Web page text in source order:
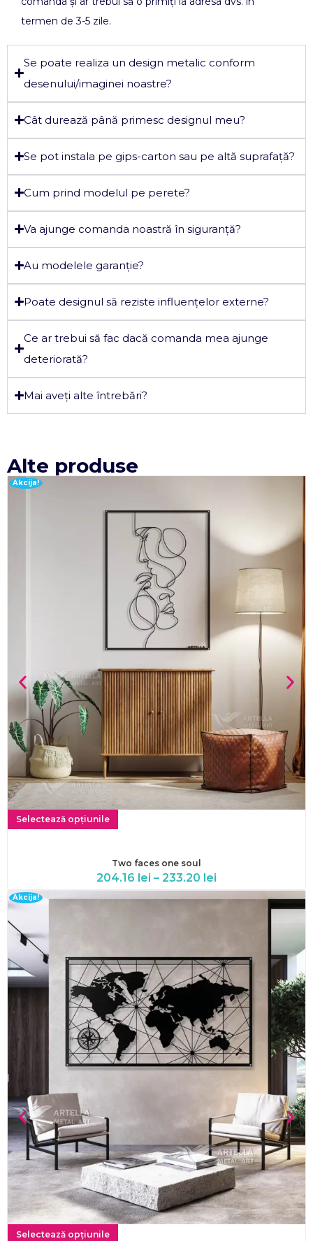
termen de 3-5 zile.
Se poate realiza un design metalic conform
desenului/imaginei noastre?
Cât durează până primesc designul meu?
Se pot instala pe gips-carton sau pe altă suprafață?
Cum prind modelul pe perete?
Va ajunge comanda noastră în siguranță?
Au modelele garanție?
Poate designul să reziste influențelor externe?
Ce ar trebui să fac dacă comanda mea ajunge
deteriorată?
Mai aveți alte întrebări?
Alte produse
Akcija!
Selectează opțiunile
Two faces one soul
204.16 lei – 233.20 lei
Akcija!
Selectează opțiunile